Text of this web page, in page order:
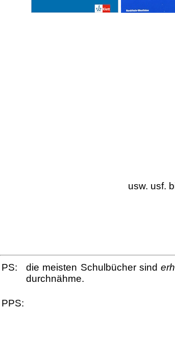
usw. usf.
PS: die meisten Schulbücher sind
durchnähme.
PPS: